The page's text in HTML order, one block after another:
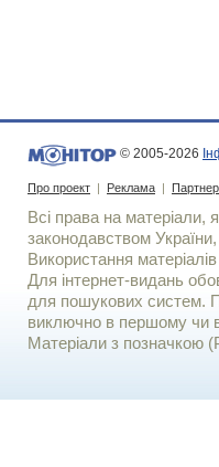
© 2005-2026
Про проект | Реклама |
Всі права на матеріали,
законодавством
Використання
Для iнтернет-видань
для пошукових систем.
виключно в першому чи
Матеріали з позначкою